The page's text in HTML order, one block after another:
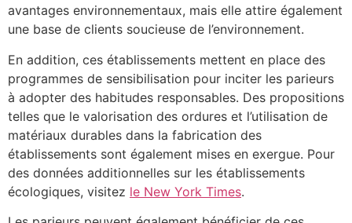
avantages environnementaux, mais elle attire également
une base de clients soucieuse de l’environnement.
En addition, ces établissements mettent en place des
programmes de sensibilisation pour inciter les parieurs
à adopter des habitudes responsables. Des propositions
telles que le valorisation des ordures et l’utilisation de
matériaux durables dans la fabrication des
établissements sont également mises en exergue. Pour
des données additionnelles sur les établissements
écologiques, visitez le New York Times.